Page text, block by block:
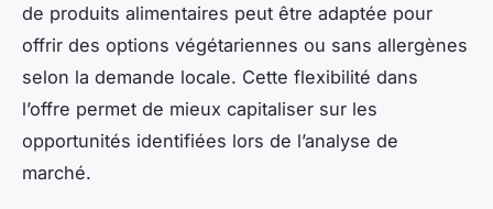
de produits alimentaires peut être adaptée pour
offrir des options végétariennes ou sans allergènes
selon la demande locale. Cette flexibilité dans
l’offre permet de mieux capitaliser sur les
opportunités identifiées lors de l’analyse de
marché.